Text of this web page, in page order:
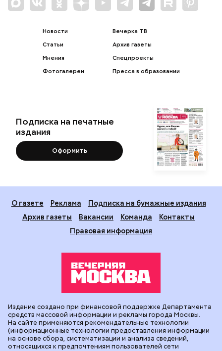
Новости
Статьи
Мнения
Фотогалереи
Вечерка ТВ
Архив газеты
Спецпроекты
Пресса в образовании
Подписка на печатные
издания
Оформить
О газете Реклама
Подписка на бумажные издания
Архив газеты
Вакансии Команда
Контакты
Правовая информация
Издание создано при финансовой поддержке Департамента
средств массовой информации и рекламы города Москвы.
На сайте применяются рекомендательные технологии
(информационные технологии предоставления информации
на основе сбора, систематизации и анализа сведений,
относящихся к предпочтениям пользователей сети